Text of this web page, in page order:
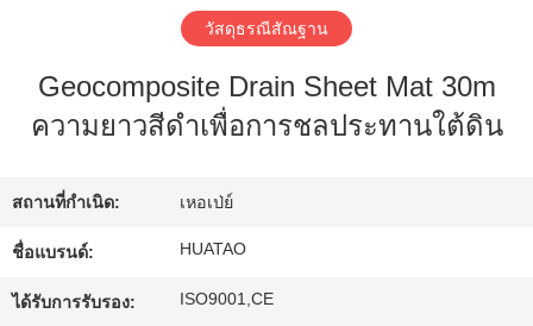
ทัวร์
ควบคุม
วัสดุธรณีสัณฐาน
Geocomposite Drain Sheet Mat 30m
ความยาวสีดำเพื่อการชลประทานใต้ดิน
สถานที่กำเนิด: เหอเป่ย์
ชื่อแบรนด์: HUATAO
ได้รับการรับรอง: ISO9001,CE